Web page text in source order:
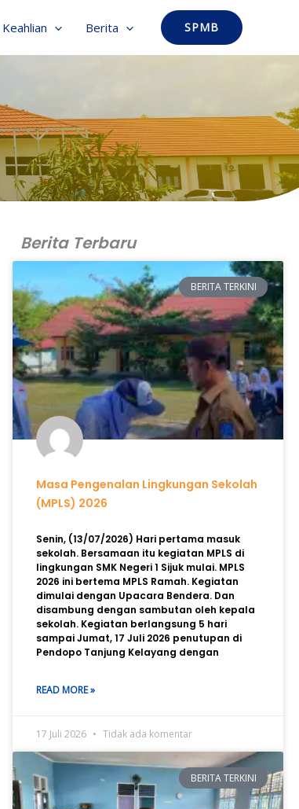
Berita SPMB
Berita Terbaru
BERITA TERKINI
Masa Pengenalan Lingkungan Sekolah
(MPLS) 2026
Senin, (13/07/2026) Hari pertama masuk
sekolah. Bersamaan itu kegiatan MPLS di
lingkungan SMK Negeri 1 Sijuk mulai. MPLS
2026 ini bertema MPLS Ramah. Kegiatan
dimulai dengan Upacara Bendera. Dan
disambung dengan sambutan oleh kepala
sekolah. Kegiatan berlangsung 5 hari
sampai Jumat, 17 Juli 2026 penutupan di
Pendopo Tanjung Kelayang dengan
READ MORE »
17 Juli 2026 Tidak ada komentar
BERITA TERKINI